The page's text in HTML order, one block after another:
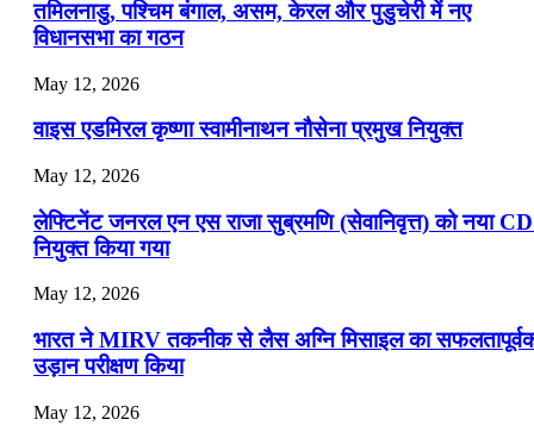
📝 डेली करेंट अफेयर्स: 16-18 जुलाई 2026
तमिलनाडु, पश्चिम बंगाल, असम, केरल और पुडुचेरी में नए
विधानसभा का गठन
May 12, 2026
वाइस एडमिरल कृष्णा स्वामीनाथन नौसेना प्रमुख नियुक्त
May 12, 2026
लेफ्टिनेंट जनरल एन एस राजा सुब्रमणि (सेवानिवृत्त) को नया
नियुक्त किया गया
May 12, 2026
भारत ने MIRV तकनीक से लैस अग्नि मिसाइल का
उड़ान परीक्षण किया
May 12, 2026